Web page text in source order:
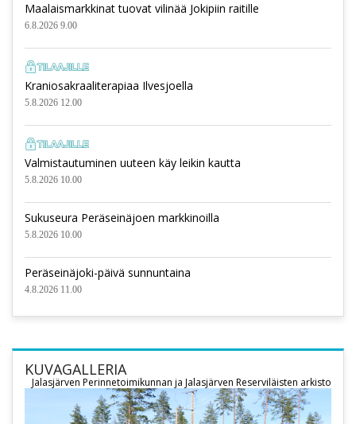
Maalaismarkkinat tuovat vilinää Jokipiin raitille
6.8.2026 9.00
Kraniosakraaliterapiaa Ilvesjoella
5.8.2026 12.00
Valmistautuminen uuteen käy leikin kautta
5.8.2026 10.00
Sukuseura Peräseinäjoen markkinoilla
5.8.2026 10.00
Peräseinäjoki-päivä sunnuntaina
4.8.2026 11.00
KUVAGALLERIA
Jalasjärven Perinnetoimikunnan ja Jalasjärven Reserviläisten arkisto